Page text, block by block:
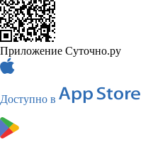
Приложение Суточно.ру
Доступно в